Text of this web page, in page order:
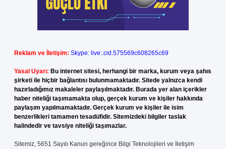
Reklam ve İletişim: Skype: live:.cid.575569c608265c69
Yasal Uyarı: Bu internet sitesi, herhangi bir marka, kurum veya şahıs
şirketi ile hiçbir bağlantısı bulunmamaktadır. Sitede yalnızca kendi
hazırladığımız makaleler paylaşılmaktadır. Burada yer alan içerikler
haber niteliği taşımamakta olup, gerçek kurum ve kişiler hakkında
paylaşım yapılmamaktadır. Gerçek kurum ve kişiler ile isim
benzerlikleri tamamen tesadüfidir. Sitemizdeki bilgiler taslak
halindedir ve tavsiye niteliği taşımazlar.
Sitemiz, 5651 Sayılı Kanun gereğince Bilgi Teknolojileri ve İletişim